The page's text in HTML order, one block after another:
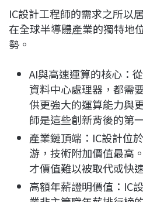
IC設計工程師的需求之所以
在全球半導體產業的獨特地
勢。
AI與高速運算的核心：
資料中心處理器，都需
供更強大的運算能力與
師是這些創新背後的第
產業鏈頂端：IC設計位
游，技術附加價值最高
才價值難以被取代或快
高額年薪證明價值：IC